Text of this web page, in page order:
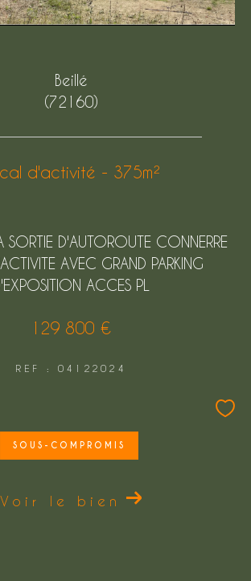
Beillé
(72160)
d'activité - 375m²
D'AUTOROUTE CONNERRE
AVEC GRAND PARKING
ACCES PL
129 800 €
REF : 04122024
SOUS-COMPROMIS
Voir le bien